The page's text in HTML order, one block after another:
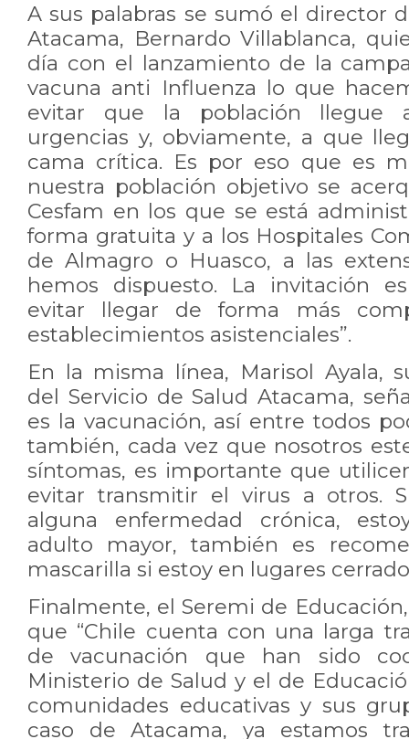
A sus palabras se sumó el director
Atacama, Bernardo Villablanca,
día con el lanzamiento de la
vacuna anti Influenza lo que
evitar que la población llegue
urgencias y, obviamente, a que
cama crítica. Es por eso que es
nuestra población objetivo se
Cesfam en los que se está
forma gratuita y a los Hospitales
de Almagro o Huasco, a las
hemos dispuesto. La invitación
evitar llegar de forma más
establecimientos asistenciales”.
En la misma línea, Marisol Ayala,
del Servicio de Salud Atacama,
es la vacunación, así entre todos
también, cada vez que nosotros
síntomas, es importante que
evitar transmitir el virus a otros.
alguna enfermedad crónica,
adulto mayor, también es
mascarilla si estoy en lugares
Finalmente, el Seremi de
que “Chile cuenta con una larga
de vacunación que han sido
Ministerio de Salud y el de
comunidades educativas y sus
caso de Atacama, ya estamos